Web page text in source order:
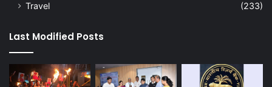
Travel
(233)
Last Modified Posts